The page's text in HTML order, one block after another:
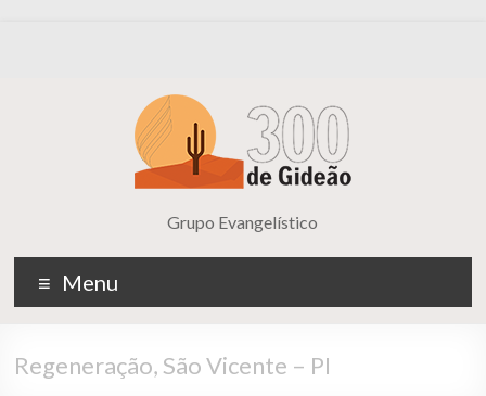
Grupo Evangelístico
Menu
Regeneração, São Vicente – PI